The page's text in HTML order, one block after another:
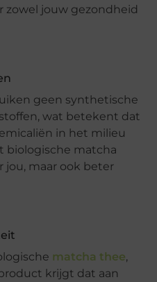
zowel jouw gezondheid
geen synthetische
wat betekent dat
in het milieu
biologische matcha
jou, maar ook beter
matcha thee,
krijgt dat aan